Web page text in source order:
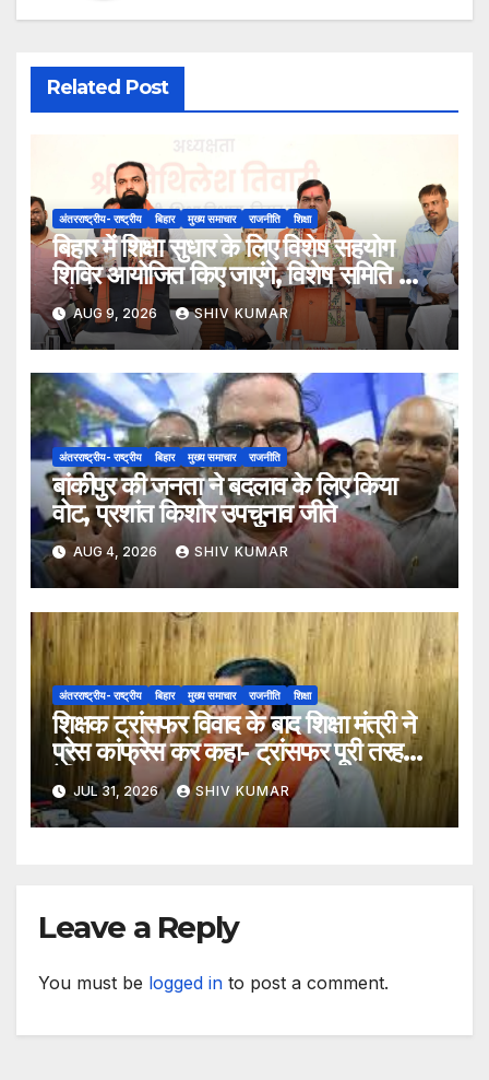
Related Post
अंतरराष्ट्रीय- राष्ट्रीय बिहार मुख्य समाचार राजनीति शिक्षा
बिहार में शिक्षा सुधार के लिए विशेष सहयोग
शिविर आयोजित किए जाएंगे, विशेष समिति भी
बनेगी
AUG 9, 2026 SHIV KUMAR
अंतरराष्ट्रीय- राष्ट्रीय बिहार मुख्य समाचार राजनीति
बांकीपुर की जनता ने बदलाव के लिए किया
वोट, प्रशांत किशोर उपचुनाव जीते
AUG 4, 2026 SHIV KUMAR
अंतरराष्ट्रीय- राष्ट्रीय बिहार मुख्य समाचार राजनीति शिक्षा
शिक्षक ट्रांसफर विवाद के बाद शिक्षा मंत्री ने
प्रेस कांफ्रेस कर कहा- ट्रांसफर पूरी तरह
ऐच्छिक
JUL 31, 2026 SHIV KUMAR
Leave a Reply
You must be logged in to post a comment.